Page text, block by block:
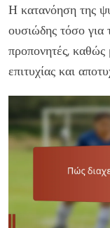
Η κατανόηση της
ουσιώδης τόσο για
προπονητές, καθώς
επιτυχίας και